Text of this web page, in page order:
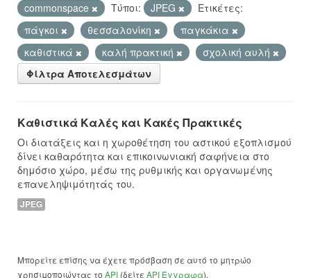
commonspace
Τύποι: JPEG
Ετικέτες:
πάγκοι
θεσσαλονίκη
παγκάκια
καθιστικά
καλή πρακτική
σχολική αυλή
Φίλτρα Αποτελεσμάτων
Καθιστικά Καλές και Κακές Πρακτικές
Οι διατάξεις και η χωροθέτηση του αστικού εξοπλισμού
δίνει καθαρότητα και επικοινωνιακή σαφήνεια στο
δημόσιο χώρο, μέσω της ρυθμικής και οργανωμένης
επανεληψιμότητάς του.
JPEG
Μπορείτε επίσης να έχετε πρόσβαση σε αυτό το μητρώο
χρησιμοποιώντας το API (δείτε API Έγγραφα).